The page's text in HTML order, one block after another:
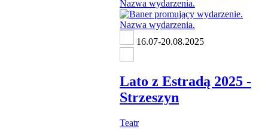
16.07-20.08.2025
Lato z Estradą 2025 -
Strzeszyn
Teatr